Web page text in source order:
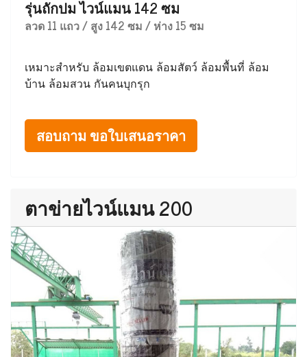
รุ่นถักปม ไวน์แมน 142 ซม
ลวด 11 แถว / สูง 142 ซม / ห่าง 15 ซม
เหมาะสำหรับ ล้อมเขตแดน ล้อมสัตว์ ล้อมพื้นที่ ล้อม
บ้าน ล้อมสวน กันคนบุกรุก
สอบถาม ขอใบเสนอราคา
ตาข่ายไวน์แมน 200